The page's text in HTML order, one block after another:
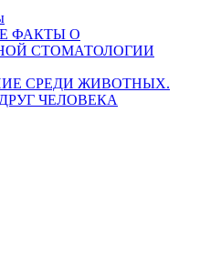
ФАКТЫ О
СТОМАТОЛОГИИ
СРЕДИ ЖИВОТНЫХ.
ЧЕЛОВЕКА